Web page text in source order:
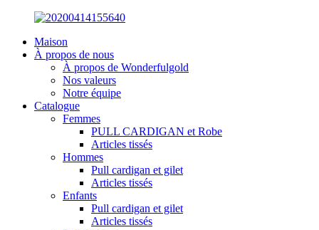
Maison
À propos de nous
À propos de Wonderfulgold
Nos valeurs
Notre équipe
Catalogue
Femmes
PULL CARDIGAN et Robe
Articles tissés
Hommes
Pull cardigan et gilet
Articles tissés
Enfants
Pull cardigan et gilet
Articles tissés